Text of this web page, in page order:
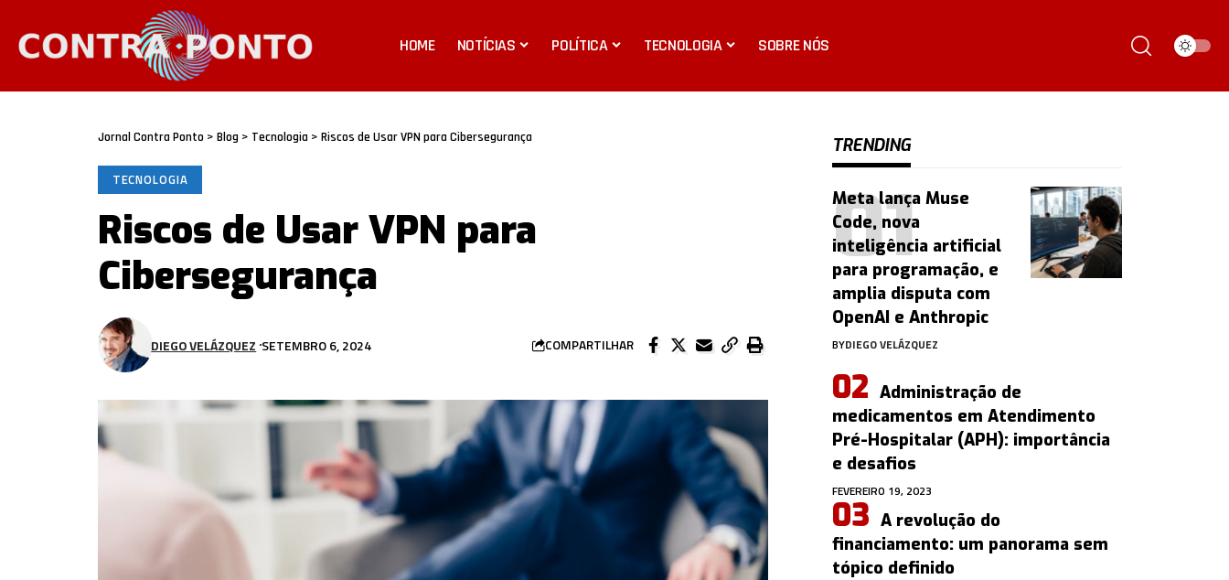
HOME NOTÍCIAS POLÍTICA TECNOLOGIA SOBRE NÓS
Jornal Contra Ponto > Blog > Tecnologia > Riscos de Usar VPN para Cibersegurança
TECNOLOGIA
Riscos de Usar VPN para
Cibersegurança
DIEGO VELÁZQUEZ SETEMBRO 6, 2024 COMPARTILHAR
TRENDING
Meta lança Muse
Code, nova
inteligência artificial
para programação, e
amplia disputa com
OpenAI e Anthropic
BYDIEGO VELÁZQUEZ
Administração de
medicamentos em Atendimento
Pré-Hospitalar (APH): importância
e desafios
FEVEREIRO 19, 2023
A revolução do
financiamento: um panorama sem
tópico definido